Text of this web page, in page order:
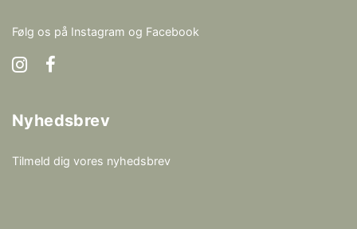
Følg os på Instagram og Facebook
Nyhedsbrev
Tilmeld dig vores nyhedsbrev